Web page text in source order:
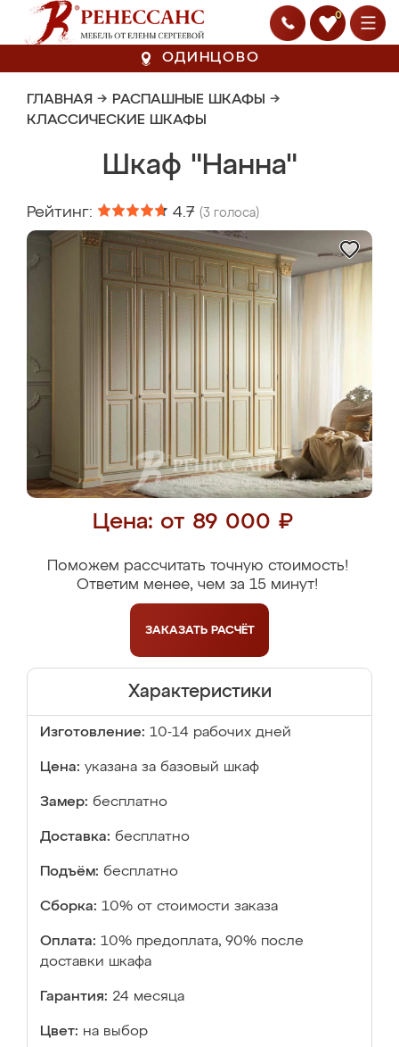
0
ОДИНЦОВО
ГЛАВНАЯ → РАСПАШНЫЕ ШКАФЫ →
КЛАССИЧЕСКИЕ ШКАФЫ
Шкаф "Нанна"
Рейтинг: 4.7 (3 голоса)
Цена: от 89 000 ₽
Поможем рассчитать точную стоимость!
Ответим менее, чем за 15 минут!
ЗАКАЗАТЬ РАСЧЁТ
Характеристики
Изготовление: 10-14 рабочих дней
Цена: указана за базовый шкаф
Замер: бесплатно
Доставка: бесплатно
Подъём: бесплатно
Сборка: 10% от стоимости заказа
Оплата: 10% предоплата, 90% после
доставки шкафа
Гарантия: 24 месяца
Цвет: на выбор